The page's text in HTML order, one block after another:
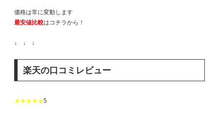
価格は常に変動します
最安値比較はコチラから！
↓ ↓ ↓
楽天の口コミレビュー
★★★★★5